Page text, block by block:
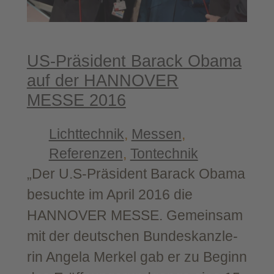
agen­
tur GmbH
US-​Präsident Barack Oba­ma
auf der HANNOVER
MESSE 2016
Lichttechnik, Messen
Referenzen, Tontechnik
„Der U.S‑Präsident Barack Oba­ma
besuch­te im April 2016 die
HANNOVER MESSE. Gemein­sam
mit der deut­schen Bun­des­kanz­le­
rin Ange­la Mer­kel gab er zu Beginn